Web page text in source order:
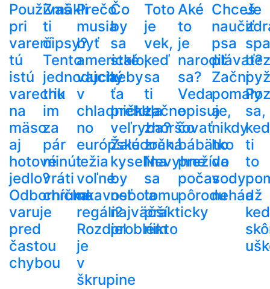
Používaš
pri
varení
tú
istú
varechu
na
mäso
aj
hotové
jedlo?
Odborníčka
varuje
pred
častou
chybou
Zmäkli
ti
čipsy?
Tento
jednoduchý
trik
im
za
pár
minút
vráti
chrumkavosť
Prečo
musia
byť
americké
vajcia
v
chladničke,
no
európske
ležia
voľne
na
regáli?
Rozdiel
je
v
škrupine
Čo
by
sa
stalo,
keby
ťa
prehltla
veľryba?
Žalúdočná
kyselina
by
nebola
najväčší
problém
Toto
je
vek,
keď
sa
ti
začne
zhoršovať
zrak.
Nevyhne
sa
tomu
prakticky
nikto
Aké
to
je
narodiť
sa?
Veda
opisuje,
čo
bábätko
prežíva
počas
pôrodu
Chceš
naučiť
psa
plávať?
Začni
pomaly
a
nikdy
ho
do
vody
nehádž
Je
bez
sa,
ti
to
a